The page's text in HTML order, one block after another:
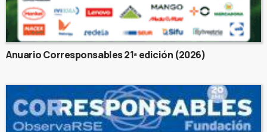
Anuario Corresponsables 21ª edición (2026)